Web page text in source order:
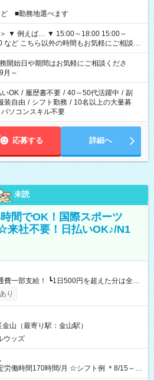
ど ■勤務地選べます
～
にご相談く
始日や期間はお気軽にご相談くださ
～
いOK / 履歴書不要 / 40～50代活躍中 / 副
装自由 / シフト勤務 / 10名以上の大量募
パソコンスキル不要
応募する 詳細へ
未読
間でOK！国際スポーツ
来社不要！日払いOK♪/N1
の方は自己負担となります ★日払い
┗働いたその日に現金GET♪ お仕事後はコン
り
山（最寄り駅：金山駅）
ウッズ
時間/月 ☆シフト例 ＊8/15～
00～12：00 17：00～21：00 ＊8/31